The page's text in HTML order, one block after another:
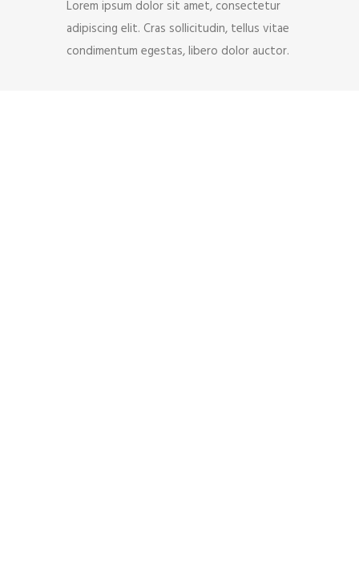
Lorem ipsum dolor sit amet, consectetur
adipiscing elit. Cras sollicitudin, tellus vitae
condimentum egestas, libero dolor auctor.